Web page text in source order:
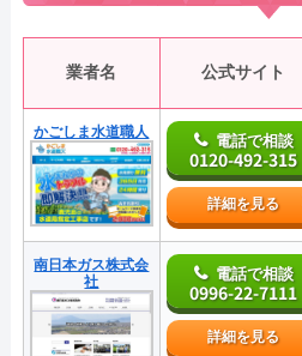
業者名 公式サイト
かごしま水道職人
電話で相談
0120-492-315
詳細を見る
南日本ガス株式会
社
電話で相談
0996-22-7111
詳細を見る